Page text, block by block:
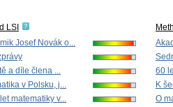
LSI
Josef Novák o...
a díle člena ...
v Polsku, j...
matematiky v...
60
K
O